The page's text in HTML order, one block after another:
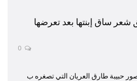
شعر ساق إبنتها بعد تعرضها
حبيبة طارق العريان التي تصغره ب